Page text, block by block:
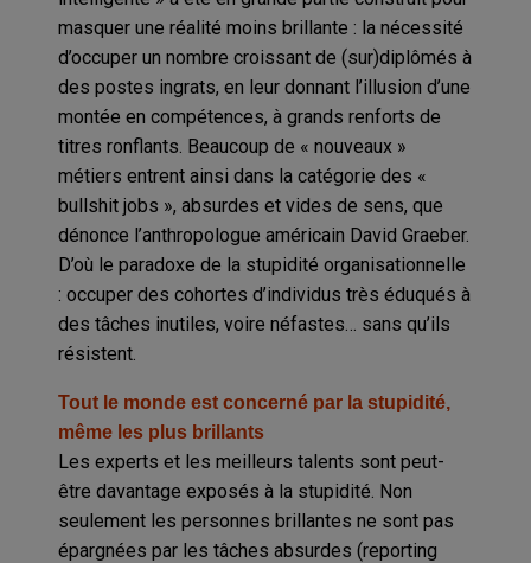
masquer une réalité moins brillante : la nécessité
d’occuper un nombre croissant de (sur)diplômés à
des postes ingrats, en leur donnant l’illusion d’une
montée en compétences, à grands renforts de
titres ronflants. Beaucoup de « nouveaux »
métiers entrent ainsi dans la catégorie des «
bullshit jobs », absurdes et vides de sens, que
dénonce l’anthropologue américain David Graeber.
D’où le paradoxe de la stupidité organisationnelle
: occuper des cohortes d’individus très éduqués à
des tâches inutiles, voire néfastes… sans qu’ils
résistent.
Tout le monde est concerné par la stupidité,
même les plus brillants
Les experts et les meilleurs talents sont peut-
être davantage exposés à la stupidité. Non
seulement les personnes brillantes ne sont pas
épargnées par les tâches absurdes (reporting